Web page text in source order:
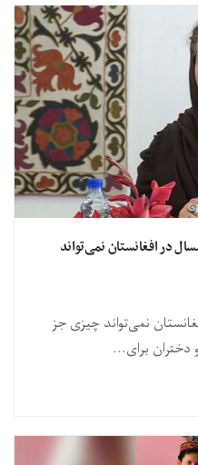
هیدر بار: ۸ مارچ امسال در افغانستان نمی‌تواند
نمی‌تواند چیزی جز
دختران برای...